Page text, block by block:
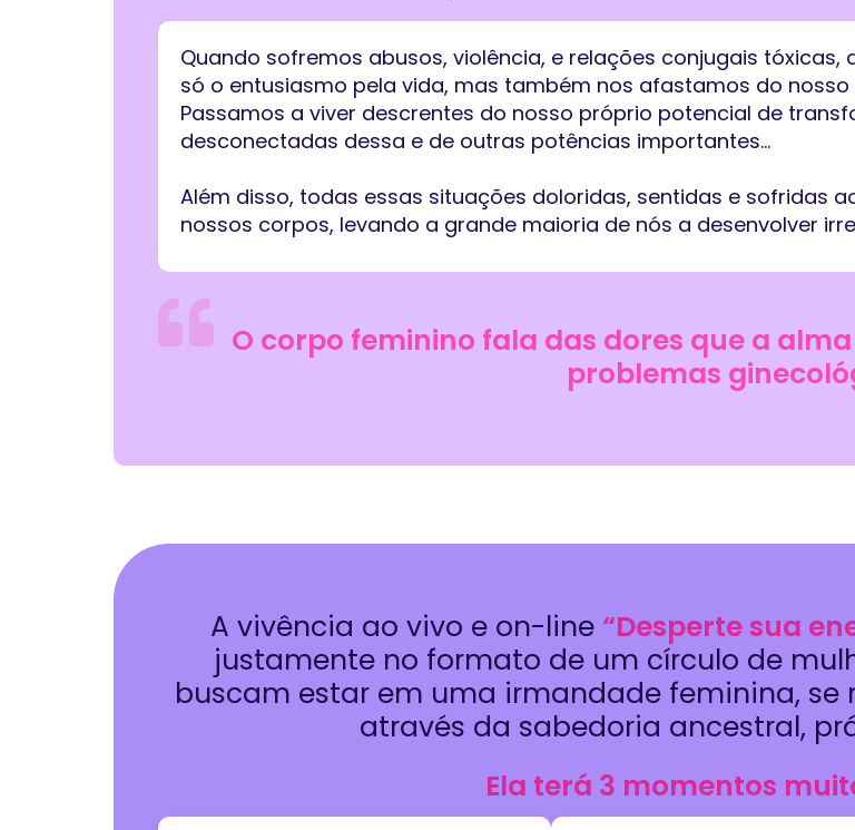
Quando sofremos abusos, violência, e relações conjugais
só o entusiasmo pela vida, mas também nos afastamos do
Passamos a viver descrentes do nosso próprio potencial de
desconectadas dessa e de outras potências importantes…
Além disso, todas essas situações doloridas, sentidas e sofridas
nossos corpos, levando a grande maioria de nós a desenvolver
O corpo feminino fala das dores que a
problemas
A vivência ao vivo e on-line “Desperte sua
justamente no formato de um círculo de
buscam estar em uma irmandade feminina,
através da sabedoria ancestral,
Ela terá 3 momentos